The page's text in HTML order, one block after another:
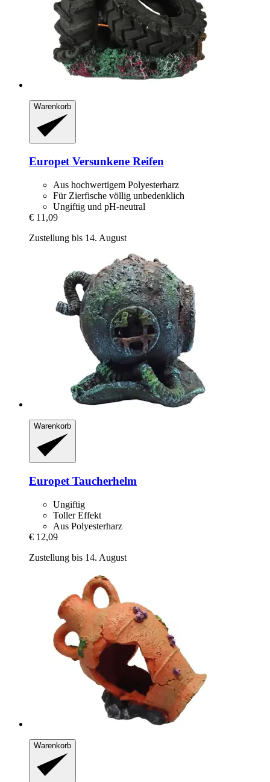
Warenkorb
Europet Versunkene Reifen
Aus hochwertigem Polyesterharz
Für Zierfische völlig unbedenklich
Ungiftig und pH-neutral
€ 11,09
Zustellung bis 14. August
Warenkorb
Europet Taucherhelm
Ungiftig
Toller Effekt
Aus Polyesterharz
€ 12,09
Zustellung bis 14. August
Warenkorb